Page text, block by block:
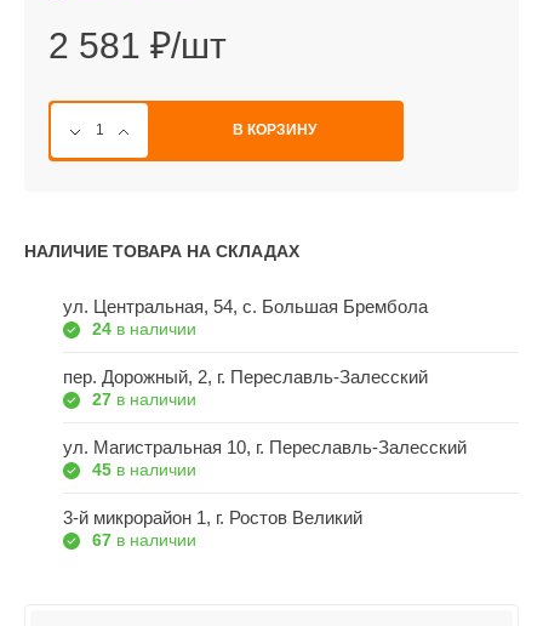
2 581 ₽/шт
В КОРЗИНУ
НАЛИЧИЕ ТОВАРА НА СКЛАДАХ
ул. Центральная, 54, c. Большая Брембола
24 в наличии
пер. Дорожный, 2, г. Переславль-Залесский
27 в наличии
ул. Магистральная 10, г. Переславль-Залесский
45 в наличии
3-й микрорайон 1, г. Ростов Великий
67 в наличии